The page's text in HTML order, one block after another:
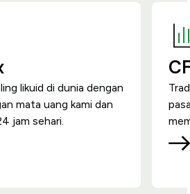
likuid di dunia dengan
mata uang kami dan
jam sehari.